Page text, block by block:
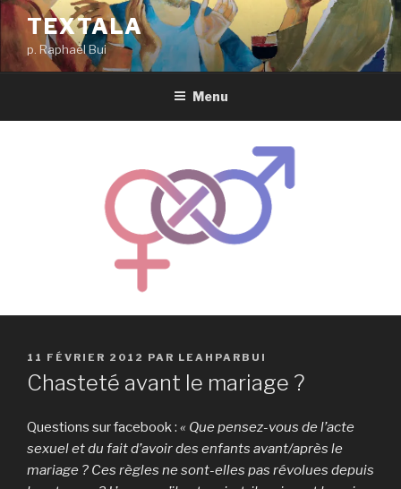
Aller
au
contenu
principal
TEXTALA
p. Raphaël Bui
Menu
PUBLIÉ
LE
11 FÉVRIER 2012 PAR LEAHPARBUI
Chasteté avant le mariage ?
Questions sur facebook : « Que pensez-vous de l’acte
sexuel et du fait d’avoir des enfants avant/après le
mariage ? Ces règles ne sont-elles pas révolues depuis